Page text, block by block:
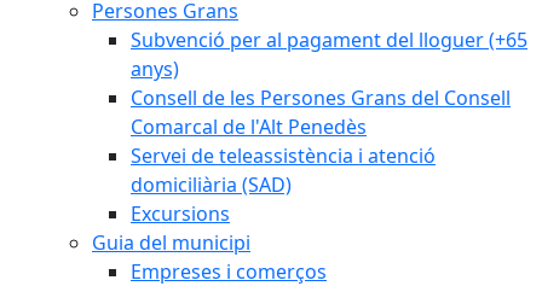
Persones Grans
Subvenció per al pagament del lloguer (+65
anys)
Consell de les Persones Grans del Consell
Comarcal de l'Alt Penedès
Servei de teleassistència i atenció
domiciliària (SAD)
Excursions
Guia del municipi
Empreses i comerços